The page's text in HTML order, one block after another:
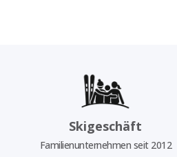
Skigeschäft
Familienunternehmen seit 2012